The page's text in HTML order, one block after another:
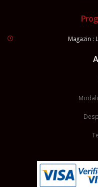
Magazin :